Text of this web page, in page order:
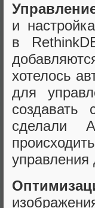
и
в
хотелось
для
создавать
сделали